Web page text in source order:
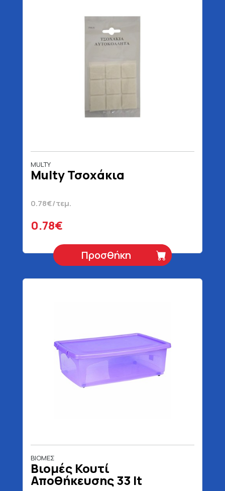
MULTY
Multy Τσοχάκια
0.78€/τεμ.
0.78€
Προσθήκη
ΒΙΟΜΕΣ
Βιομές Κουτί
Αποθήκευσης 33 lt